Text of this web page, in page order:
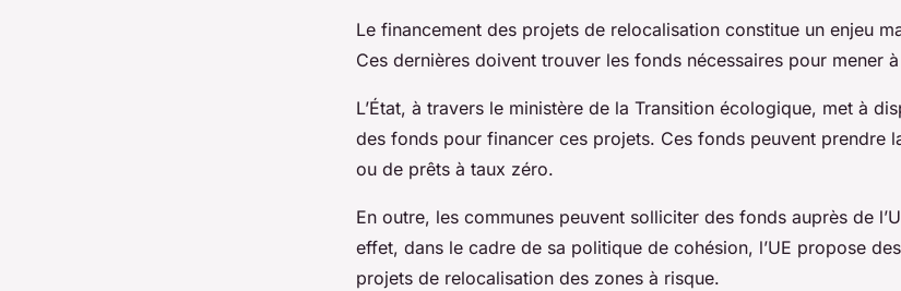
Le financement des projets de relocalisation constitue un enjeu
Ces dernières doivent trouver les fonds nécessaires pour mener
L’État, à travers le ministère de la Transition écologique, met à
des fonds pour financer ces projets. Ces fonds peuvent prendre
ou de prêts à taux zéro.
En outre, les communes peuvent solliciter des fonds auprès de
effet, dans le cadre de sa politique de cohésion, l’UE propose
projets de relocalisation des zones à risque.